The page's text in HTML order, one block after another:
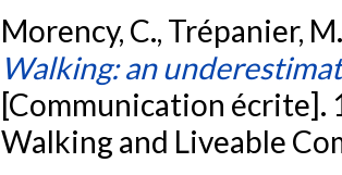
Morency, C., Trépanier,
Walking: an
[Communication
Walking and Liveable